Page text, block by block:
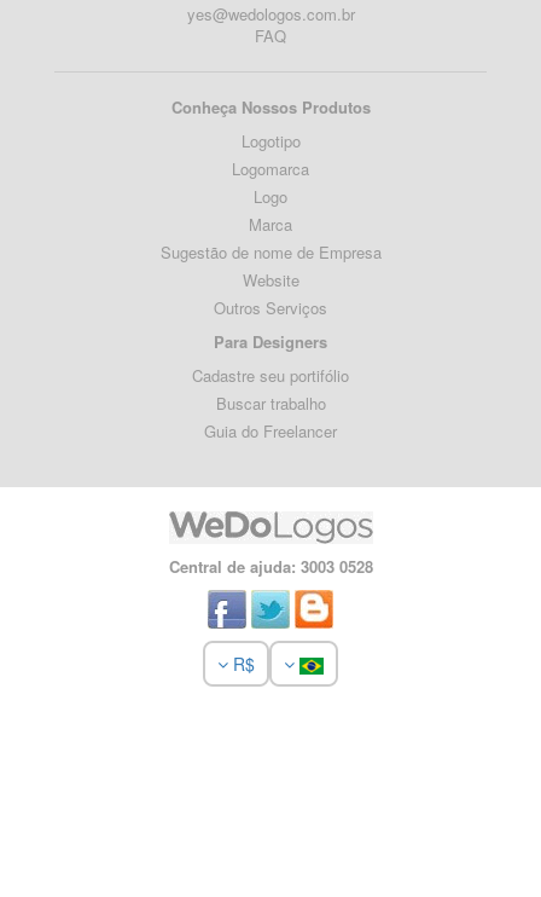
yes@wedologos.com.br
FAQ
Conheça Nossos Produtos
Logotipo
Logomarca
Logo
Marca
Sugestão de nome de Empresa
Website
Outros Serviços
Para Designers
Cadastre seu portifólio
Buscar trabalho
Guia do Freelancer
Central de ajuda: 3003 0528
R$